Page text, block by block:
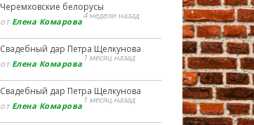
Черемховские белорусы
от Елена Комарова
4 недели назад
Свадебный дар Петра Щелкунова
от Елена Комарова
1 месяц назад
Свадебный дар Петра Щелкунова
от Елена Комарова
1 месяц назад